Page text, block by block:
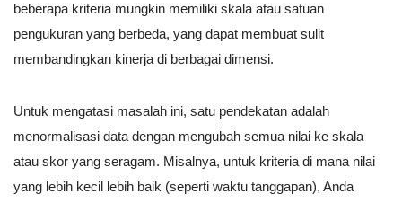
beberapa kriteria mungkin memiliki skala atau satuan
pengukuran yang berbeda, yang dapat membuat sulit
membandingkan kinerja di berbagai dimensi.
Untuk mengatasi masalah ini, satu pendekatan adalah
menormalisasi data dengan mengubah semua nilai ke skala
atau skor yang seragam. Misalnya, untuk kriteria di mana nilai
yang lebih kecil lebih baik (seperti waktu tanggapan), Anda